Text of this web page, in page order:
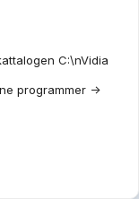
C:\nVidia
programmer ->